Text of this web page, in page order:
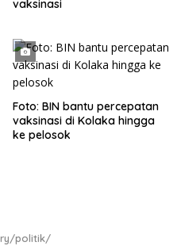
vaksinasi
Foto: BIN bantu percepatan
vaksinasi di Kolaka hingga
ke pelosok
politik/